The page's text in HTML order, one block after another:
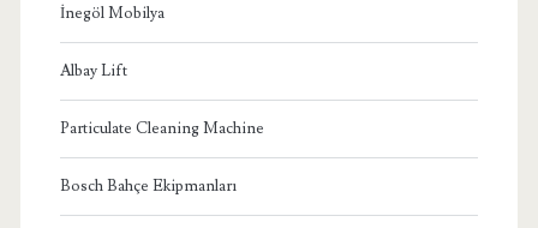
İnegöl Mobilya
Albay Lift
Particulate Cleaning Machine
Bosch Bahçe Ekipmanları